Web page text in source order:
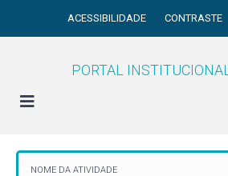
ACESSIBILIDADE CONTRASTE
PORTAL INSTITUCIONAL
NOME DA ATIVIDADE